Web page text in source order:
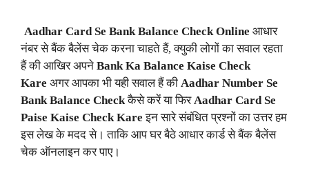
Aadhar Card Se Bank Balance Check Online आधार
नंबर से बैंक बैलेंस चेक करना चाहते हैं, क्युकी लोगों का सवाल रहता
हैं की आखिर अपने Bank Ka Balance Kaise Check
Kare अगर आपका भी यही सवाल हैं की Aadhar Number Se
Bank Balance Checkकैसे करें या फिरAadhar Card Se
Paise Kaise Check Kare इन सारे संबंधित प्रश्नों का उत्तर हम
इस लेख के मदद से। ताकि आप घर बैठे आधार कार्ड से बैंक बैलेंस
चेक ऑनलाइन कर पाए।